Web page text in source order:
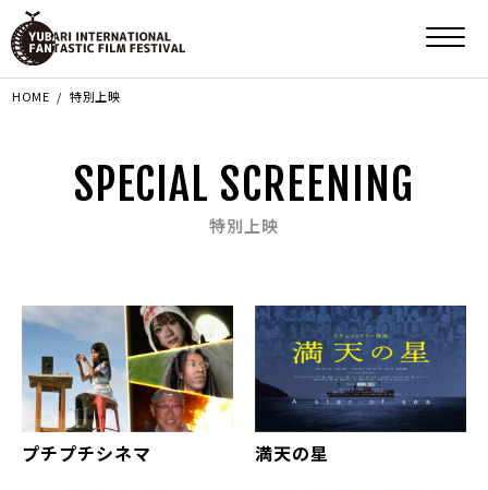
HOME 特別上映
SPECIAL SCREENING
特別上映
プチプチシネマ 満天の星